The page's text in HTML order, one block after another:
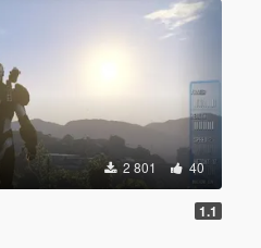
2 801 40
1.1